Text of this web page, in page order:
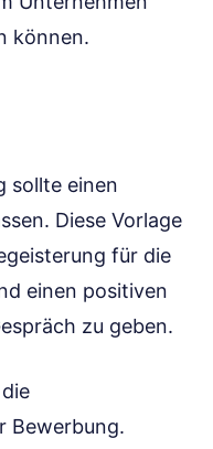
können.
sollte einen
Diese Vorlage
für die
einen positiven
zu geben.
Bewerbung.